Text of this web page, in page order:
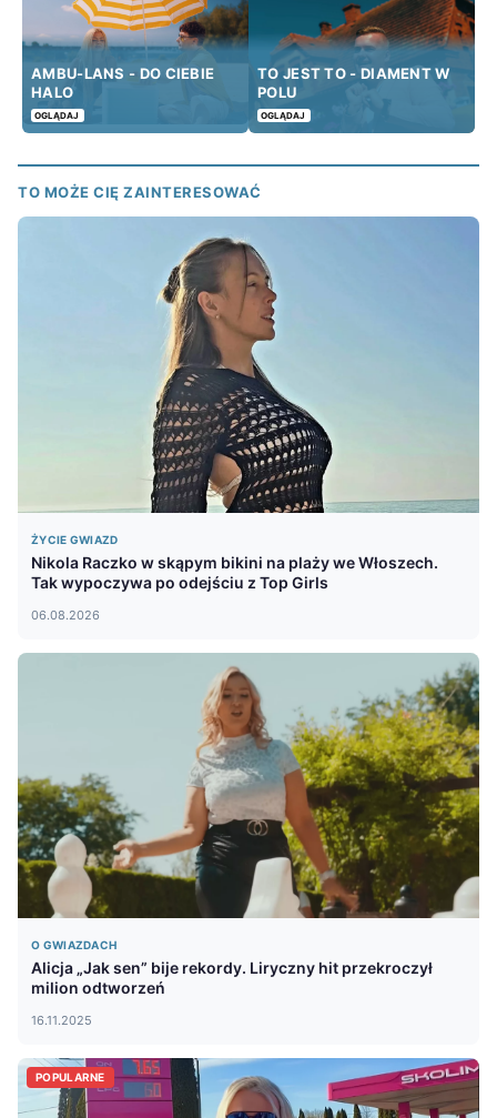
AMBU-LANS - DO CIEBIE
HALO
OGLĄDAJ
TO JEST TO - DIAMENT W
POLU
OGLĄDAJ
TO MOŻE CIĘ ZAINTERESOWAĆ
ŻYCIE GWIAZD
Nikola Raczko w skąpym bikini na plaży we Włoszech.
Tak wypoczywa po odejściu z Top Girls
06.08.2026
O GWIAZDACH
Alicja „Jak sen” bije rekordy. Liryczny hit przekroczył
milion odtworzeń
16.11.2025
POPULARNE